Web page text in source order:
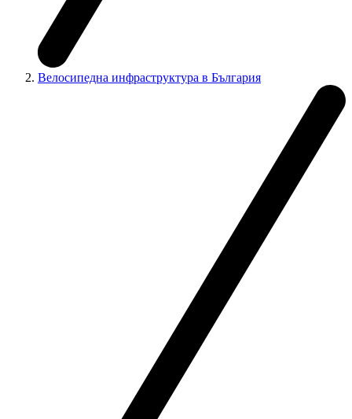
Велосипедна инфраструктура в България